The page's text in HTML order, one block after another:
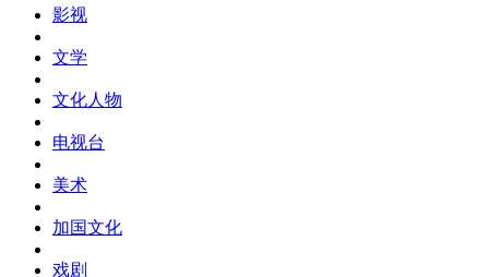
影视
文学
文化人物
电视台
美术
加国文化
戏剧